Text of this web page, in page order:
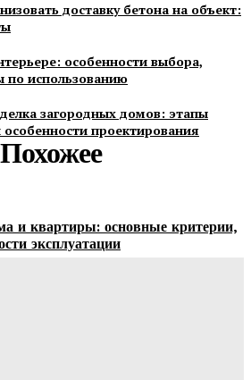
доставку бетона на объект:
особенности выбора,
по использованию
загородных домов: этапы
проектирования
Похожее
и квартиры: основные критерии,
эксплуатации